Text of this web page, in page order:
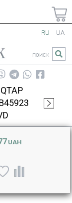
RU UA
ПОИСК
UAH